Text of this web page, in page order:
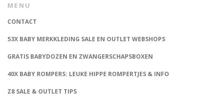
MENU
CONTACT
53X BABY MERKKLEDING SALE EN OUTLET WEBSHOPS
GRATIS BABYDOZEN EN ZWANGERSCHAPSBOXEN
40X BABY ROMPERS: LEUKE HIPPE ROMPERTJES & INFO
Z8 SALE & OUTLET TIPS